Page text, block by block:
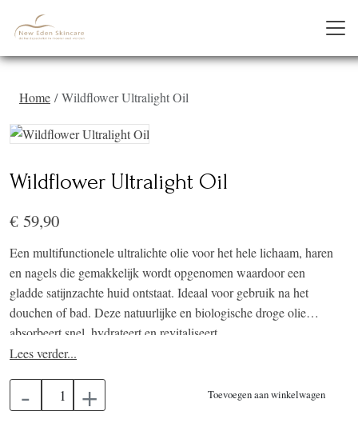
Home Wildflower Ultralight Oil
Wildflower Ultralight Oil
€ 59,90
Een multifunctionele ultralichte olie voor het hele lichaam, haren
en nagels die gemakkelijk wordt opgenomen waardoor een
gladde satijnzachte huid ontstaat. Ideaal voor gebruik na het
douchen of bad. Deze natuurlijke en biologische droge olie
absorbeert snel, hydrateert en revitaliseert.
Lees verder...
- + Toevoegen aan winkelwagen